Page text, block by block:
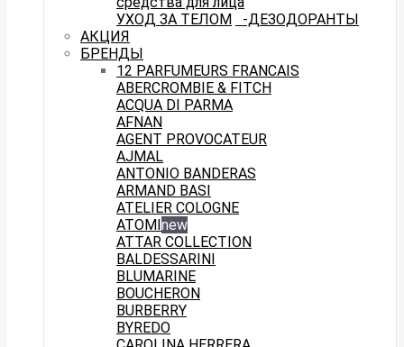
УХОД ЗА ТЕЛОМ
-ДЕЗОДОРАНТЫ
АКЦИЯ
БРЕНДЫ
12 PARFUMEURS FRANCAIS
ABERCROMBIE & FITCH
ACQUA DI PARMA
AFNAN
AGENT PROVOCATEUR
AJMAL
ANTONIO BANDERAS
ARMAND BASI
ATELIER COLOGNE
ATOMI new
ATTAR COLLECTION
BALDESSARINI
BLUMARINE
BOUCHERON
BURBERRY
BYREDO